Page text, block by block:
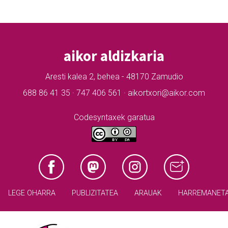
aikor aldizkaria
Aresti kalea 2, behea - 48170 Zamudio
688 86 41 35 · 747 406 561 · aikortxori@aikor.com
Codesyntaxek garatua
LEGE OHARRA PUBLIZITATEA ARAUAK